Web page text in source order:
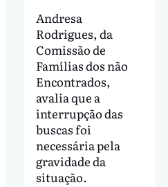
Andresa
Rodrigues, da
Comissão de
Famílias dos não
Encontrados,
avalia que a
interrupção das
buscas foi
necessária pela
gravidade da
situação.